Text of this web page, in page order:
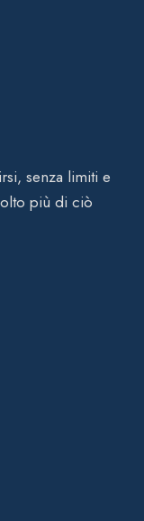
senza limiti e
più di ciò